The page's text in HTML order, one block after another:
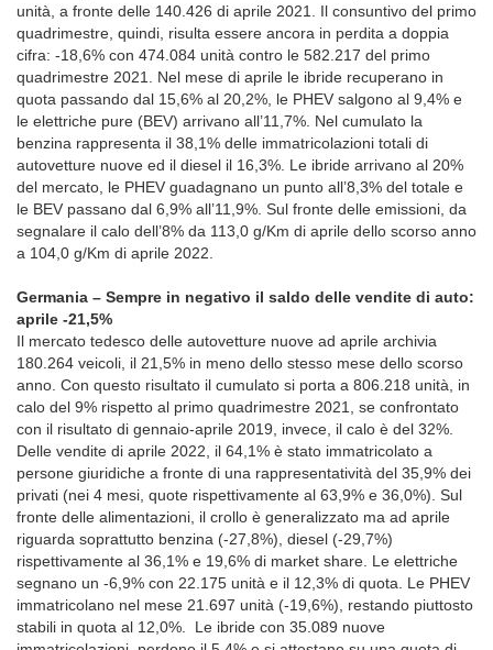
unità, a fronte delle 140.426 di aprile 2021. Il consuntivo del primo
quadrimestre, quindi, risulta essere ancora in perdita a doppia
cifra: -18,6% con 474.084 unità contro le 582.217 del primo
quadrimestre 2021. Nel mese di aprile le ibride recuperano in
quota passando dal 15,6% al 20,2%, le PHEV salgono al 9,4% e
le elettriche pure (BEV) arrivano all’11,7%. Nel cumulato la
benzina rappresenta il 38,1% delle immatricolazioni totali di
autovetture nuove ed il diesel il 16,3%. Le ibride arrivano al 20%
del mercato, le PHEV guadagnano un punto all’8,3% del totale e
le BEV passano dal 6,9% all’11,9%. Sul fronte delle emissioni, da
segnalare il calo dell’8% da 113,0 g/Km di aprile dello scorso anno
a 104,0 g/Km di aprile 2022.
Germania – Sempre in negativo il saldo delle vendite di auto:
aprile -21,5%
Il mercato tedesco delle autovetture nuove ad aprile archivia
180.264 veicoli, il 21,5% in meno dello stesso mese dello scorso
anno. Con questo risultato il cumulato si porta a 806.218 unità, in
calo del 9% rispetto al primo quadrimestre 2021, se confrontato
con il risultato di gennaio-aprile 2019, invece, il calo è del 32%.
Delle vendite di aprile 2022, il 64,1% è stato immatricolato a
persone giuridiche a fronte di una rappresentatività del 35,9% dei
privati (nei 4 mesi, quote rispettivamente al 63,9% e 36,0%). Sul
fronte delle alimentazioni, il crollo è generalizzato ma ad aprile
riguarda soprattutto benzina (-27,8%), diesel (-29,7%)
rispettivamente al 36,1% e 19,6% di market share. Le elettriche
segnano un -6,9% con 22.175 unità e il 12,3% di quota. Le PHEV
immatricolano nel mese 21.697 unità (-19,6%), restando piuttosto
stabili in quota al 12,0%. Le ibride con 35.089 nuove